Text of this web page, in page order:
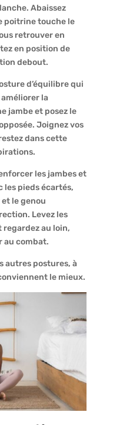
Abaissez
poitrine touche le
retrouver en
en position de
debout.
d’équilibre qui
la
jambe et posez le
Joignez vos
dans cette
les jambes et
les pieds écartés,
le genou
Levez les
regardez au loin,
au combat.
autres postures, à
le mieux.